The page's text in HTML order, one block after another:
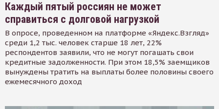
Каждый пятый россиян не может
справиться с долговой нагрузкой
В опросе, проведенном на платформе «Яндекс.Взгляд»
среди 1,2 тыс. человек старше 18 лет, 22%
респондентов заявили, что не могут погашать свои
кредитные задолженности. При этом 18,5% заемщиков
вынуждены тратить на выплаты более половины своего
ежемесячного доход